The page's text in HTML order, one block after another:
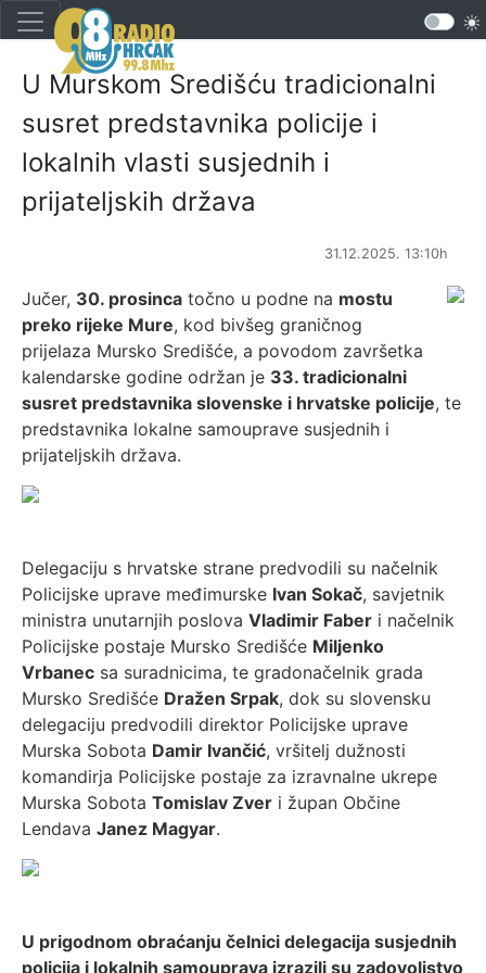
U Murskom Središću tradicionalni
susret predstavnika policije i
lokalnih vlasti susjednih i
prijateljskih država
31.12.2025. 13:10h
Jučer, 30. prosinca točno u podne na mostu
preko rijeke Mure, kod bivšeg graničnog
prijelaza Mursko Središće, a povodom završetka
kalendarske godine održan je 33. tradicionalni
susret predstavnika slovenske i hrvatske policije, te
predstavnika lokalne samouprave susjednih i
prijateljskih država.
Delegaciju s hrvatske strane predvodili su načelnik
Policijske uprave međimurske Ivan Sokač, savjetnik
ministra unutarnjih poslova Vladimir Faber i načelnik
Policijske postaje Mursko Središće Miljenko
Vrbanec sa suradnicima, te gradonačelnik grada
Mursko Središće Dražen Srpak, dok su slovensku
delegaciju predvodili direktor Policijske uprave
Murska Sobota Damir Ivančić, vršitelj dužnosti
komandirja Policijske postaje za izravnalne ukrepe
Murska Sobota Tomislav Zver i župan Občine
Lendava Janez Magyar.
U prigodnom obraćanju čelnici delegacija susjednih
policija i lokalnih samouprava izrazili su zadovoljstvo